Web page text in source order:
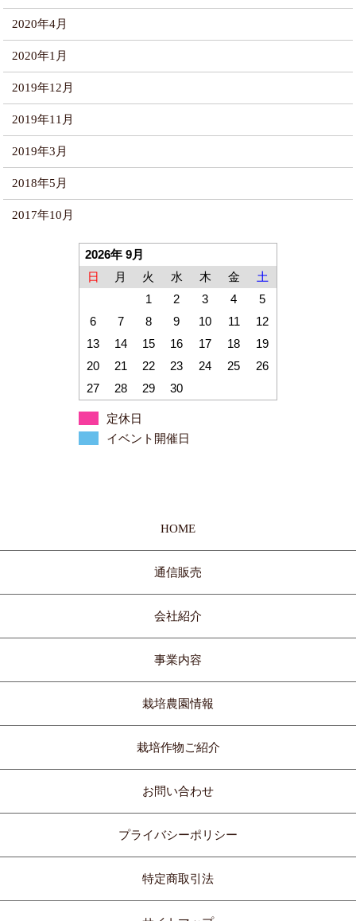
2020年4月
2020年1月
2019年12月
2019年11月
2019年3月
2018年5月
2017年10月
2026年 9月
日
月 火 水 木 金
土
1
2 3 4
5
6
7 8 9 10 11
12
13
14 15 16 17 18
19
20
21 22 23 24 25
26
27
28 29 30
定休日
イベント開催日
HOME
通信販売
会社紹介
事業内容
栽培農園情報
栽培作物ご紹介
お問い合わせ
プライバシーポリシー
特定商取引法